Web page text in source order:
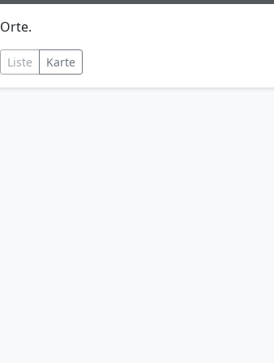
Orte.
Liste Karte